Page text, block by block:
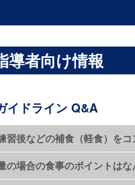
導者向け情報
イドライン Q&A
習後などの補食（軽食）を
の場合の食事のポイントはな